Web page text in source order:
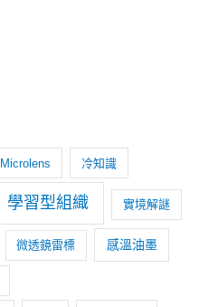
Microlens 冷知識
學習型組織 實境解謎
微透鏡雷標 感溫油墨